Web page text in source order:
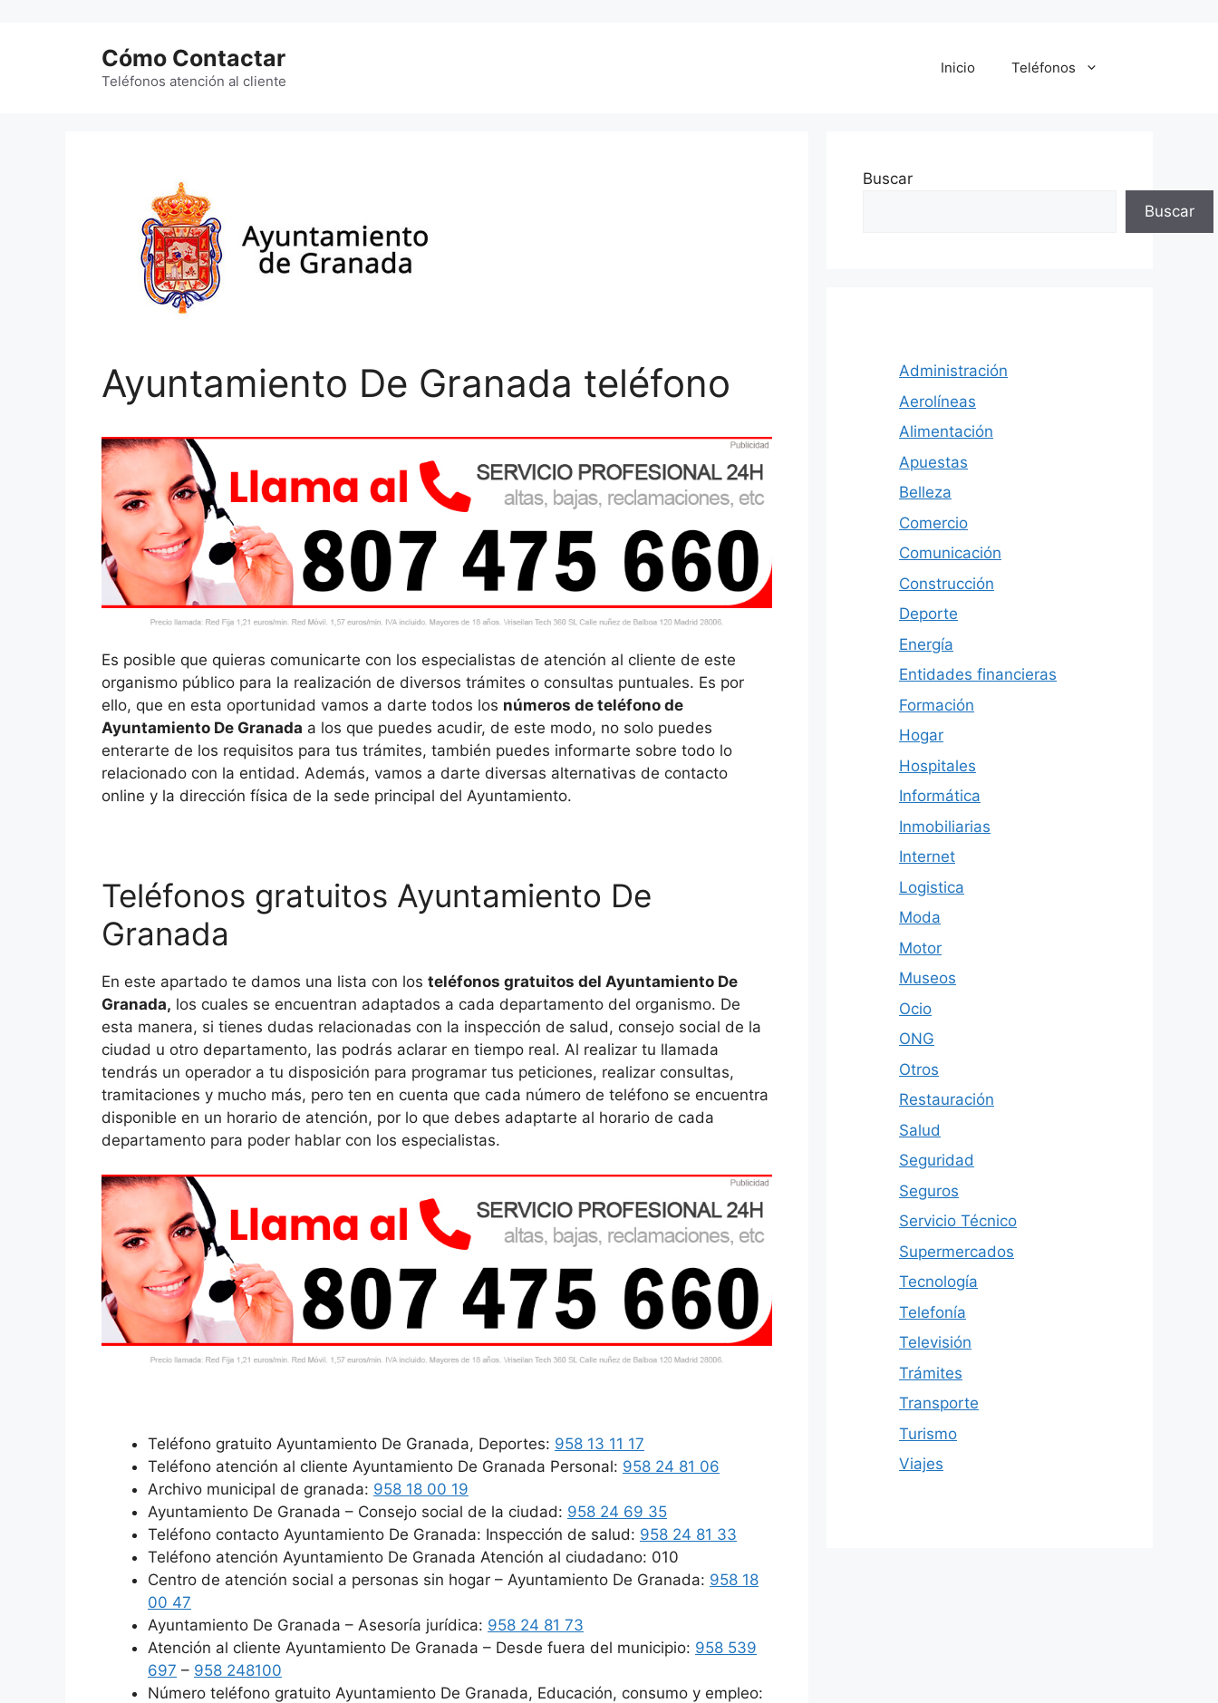
Cómo Contactar
Teléfonos atención al cliente
Inicio Teléfonos
Ayuntamiento De Granada teléfono
Es posible que quieras comunicarte con los especialistas de atención al cliente de este
organismo público para la realización de diversos trámites o consultas puntuales. Es por
ello, que en esta oportunidad vamos a darte todos los números de teléfono de
Ayuntamiento De Granada a los que puedes acudir, de este modo, no solo puedes
enterarte de los requisitos para tus trámites, también puedes informarte sobre todo lo
relacionado con la entidad. Además, vamos a darte diversas alternativas de contacto
online y la dirección física de la sede principal del Ayuntamiento.
Teléfonos gratuitos Ayuntamiento De
Granada
En este apartado te damos una lista con los teléfonos gratuitos del Ayuntamiento De
Granada, los cuales se encuentran adaptados a cada departamento del organismo. De
esta manera, si tienes dudas relacionadas con la inspección de salud, consejo social de la
ciudad u otro departamento, las podrás aclarar en tiempo real. Al realizar tu llamada
tendrás un operador a tu disposición para programar tus peticiones, realizar consultas,
tramitaciones y mucho más, pero ten en cuenta que cada número de teléfono se encuentra
disponible en un horario de atención, por lo que debes adaptarte al horario de cada
departamento para poder hablar con los especialistas.
Teléfono gratuito Ayuntamiento De Granada, Deportes: 958 13 11 17
Teléfono atención al cliente Ayuntamiento De Granada Personal: 958 24 81 06
Archivo municipal de granada: 958 18 00 19
Ayuntamiento De Granada – Consejo social de la ciudad: 958 24 69 35
Teléfono contacto Ayuntamiento De Granada: Inspección de salud: 958 24 81 33
Teléfono atención Ayuntamiento De Granada Atención al ciudadano: 010
Centro de atención social a personas sin hogar – Ayuntamiento De Granada: 958 18
00 47
Ayuntamiento De Granada – Asesoría jurídica: 958 24 81 73
Atención al cliente Ayuntamiento De Granada – Desde fuera del municipio: 958 539
697 – 958 248100
Número teléfono gratuito Ayuntamiento De Granada, Educación, consumo y empleo:
Buscar
Buscar
Administración
Aerolíneas
Alimentación
Apuestas
Belleza
Comercio
Comunicación
Construcción
Deporte
Energía
Entidades financieras
Formación
Hogar
Hospitales
Informática
Inmobiliarias
Internet
Logistica
Moda
Motor
Museos
Ocio
ONG
Otros
Restauración
Salud
Seguridad
Seguros
Servicio Técnico
Supermercados
Tecnología
Telefonía
Televisión
Trámites
Transporte
Turismo
Viajes